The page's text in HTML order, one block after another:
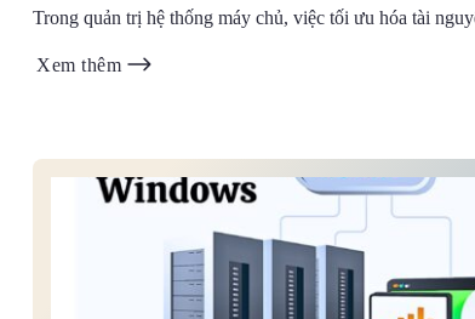
Trong quản trị hệ thống máy chủ, việc tối ưu hóa tài
Xem thêm